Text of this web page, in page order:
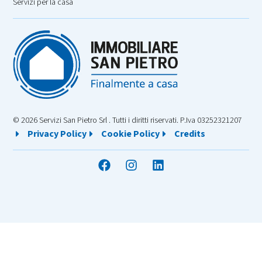
© 2026 Servizi San Pietro Srl . Tutti i diritti riservati. P.Iva 03252321207
Privacy Policy Cookie Policy Credits